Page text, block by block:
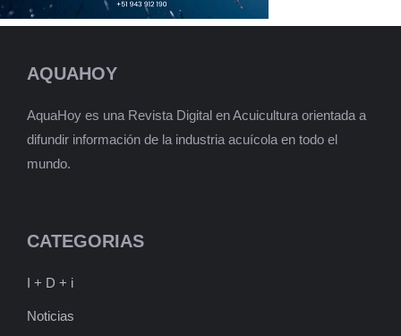
AQUAHOY
AquaHoy es una Revista Digital en Acuicultura orientada a
difundir información de la industria acuícola en todo el
mundo.
CATEGORIAS
I + D + i
Noticias